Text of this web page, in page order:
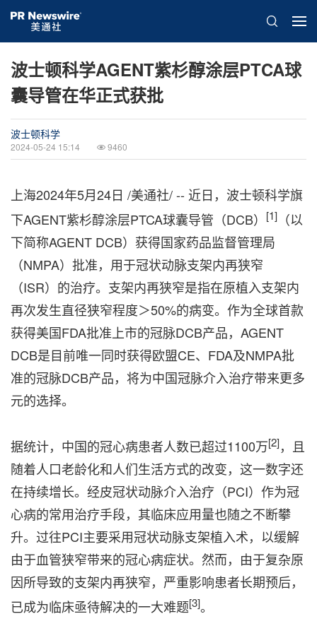
波士顿科学AGENT紫杉醇涂层PTCA球
囊导管在华正式获批
波士顿科学
2024-05-24 15:14 9460
上海2024年5月24日 /美通社/ -- 近日，波士顿科学旗
下AGENT紫杉醇涂层PTCA球囊导管（DCB）
[1] （以
下简称AGENT DCB）获得国家药品监督管理局
（NMPA）批准，用于冠状动脉支架内再狭窄
（ISR）的治疗。支架内再狭窄是指在原植入支架内
再次发生直径狭窄程度＞50%的病变。作为全球首款
获得美国FDA批准上市的冠脉DCB产品，AGENT
DCB是目前唯一同时获得欧盟CE、FDA及NMPA批
准的冠脉DCB产品，将为中国冠脉介入治疗带来更多
元的选择。
据统计，中国的冠心病患者人数已超过1100万[2]，且
随着人口老龄化和人们生活方式的改变，这一数字还
在持续增长。经皮冠状动脉介入治疗（PCI）作为冠
心病的常用治疗手段，其临床应用量也随之不断攀
升。过往PCI主要采用冠状动脉支架植入术，以缓解
由于血管狭窄带来的冠心病症状。然而，由于复杂原
因所导致的支架内再狭窄，严重影响患者长期预后，
已成为临床亟待解决的一大难题[3]。